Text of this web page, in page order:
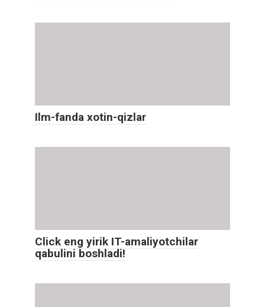
Ilm-fanda xotin-qizlar
Click eng yirik IT-amaliyotchilar
qabulini boshladi!